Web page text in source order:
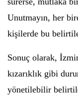
Unutmayın, her
kişilerde bu
Sonuç olarak,
kızarıklık gibi
yönetilebilir